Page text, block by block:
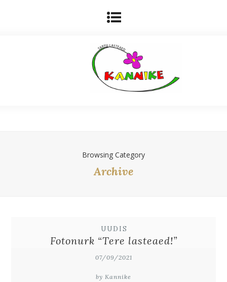
Browsing Category
Archive
UUDIS
Fotonurk “Tere lasteaed!”
07/09/2021
by Kannike